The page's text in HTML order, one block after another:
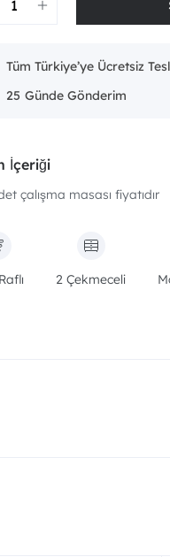
25
Tüm Türkiye’ye Ücretsiz
İçeriği
çalışma masası fiyatıdır
2 Çekmeceli